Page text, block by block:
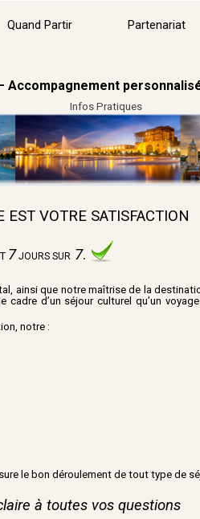
menu
Quand Partir Partenariat
Accompagnement
Infos Pratiques
VOTRE SATISFACTION
7 JOURS SUR 7.
ainsi que notre maîtrise de la
d’un séjour culturel qu’un
notre :
le bon déroulement de tout type de
à toutes vos questions